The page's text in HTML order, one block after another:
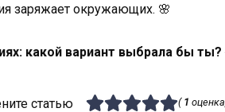
заряжает окружающих. 🌸
какой вариант выбрала бы ты?
статью ( 1